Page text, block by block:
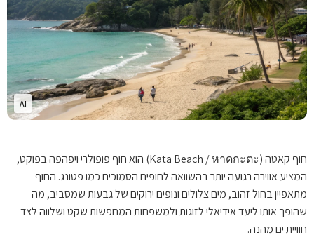
AI
חוף קאטה (Kata Beach / หาดกะตะ) הוא חוף פופולרי ויפהפה בפוקט,
המציע אווירה רגועה יותר בהשוואה לחופים הסמוכים כמו פטונג. החוף
מתאפיין בחול זהוב, מים צלולים ונופים ירוקים של גבעות שמסביב, מה
שהופך אותו ליעד אידיאלי לזוגות ולמשפחות המחפשות שקט ושלווה לצד
חוויית ים מהנה.